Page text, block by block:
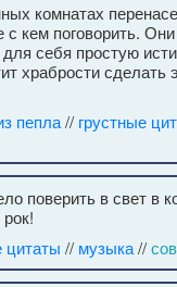
комнатах
с кем поговорить.
себя простую
храбрости сделать
пепла// грустные
поверить в свет в
цитаты // музыка//